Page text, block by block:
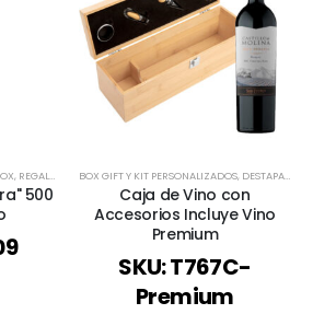
, REGALOS PREMIUM ,TIEMPO LIBRE / OUTDOOR ,TODOS,
500
BOX GIFT Y KIT PERSONALIZADOS, DESTAPADORES Y DESCORCHADORES
Caja de Vino con
Accesorios Incluye Vino
Premium
SKU: T767C-
Premium